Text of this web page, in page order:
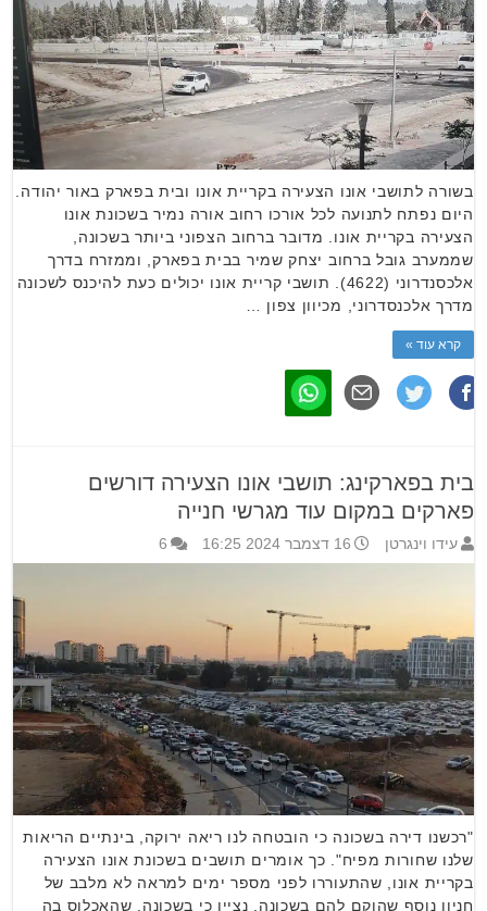
בשורה לתושבי אונו הצעירה בקריית אונו ובית בפארק באור יהודה.
היום נפתח לתנועה לכל אורכו רחוב אורה נמיר בשכונת אונו
הצעירה בקריית אונו. מדובר ברחוב הצפוני ביותר בשכונה,
שממערב גובל ברחוב יצחק שמיר בבית בפארק, וממזרח בדרך
אלכסנדרוני (4622). תושבי קריית אונו יכולים כעת להיכנס לשכונה
מדרך אלכנסדרוני, מכיוון צפון …
קרא עוד »
בית בפארקינג: תושבי אונו הצעירה דורשים
פארקים במקום עוד מגרשי חנייה
עידו וינגרטן 16 דצמבר 2024 16:25 6
"רכשנו דירה בשכונה כי הובטחה לנו ריאה ירוקה, בינתיים הריאות
שלנו שחורות מפיח". כך אומרים תושבים בשכונת אונו הצעירה
בקריית אונו, שהתעוררו לפני מספר ימים למראה לא מלבב של
חניון נוסף שהוקם להם בשכונה. נציין כי בשכונה, שהאכלוס בה